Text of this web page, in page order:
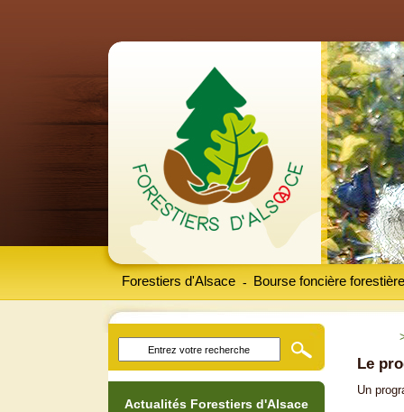
Forestiers d'Alsace Bourse foncière forestière
-
Le
Un
Actualités Forestiers d'Alsace